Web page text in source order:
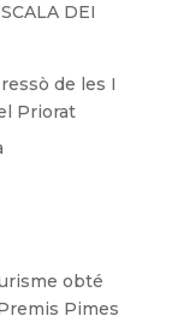
DEI
de les I
Priorat
obté
Pimes